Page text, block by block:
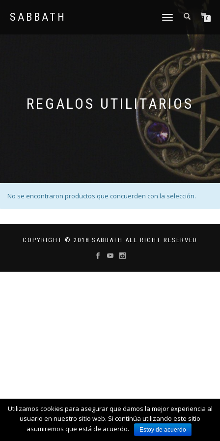
SABBATH
CAMBIAR
0
REGALOS UTILITARIOS
No se encontraron productos que concuerden con la selección.
COPYRIGHT © 2018 SABBATH ALL RIGHT RESERVED
Utilizamos cookies para asegurar que damos la mejor experiencia al
usuario en nuestro sitio web. Si continúa utilizando este sitio
asumiremos que está de acuerdo.
Estoy de acuerdo